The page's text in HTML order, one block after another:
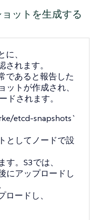
ットを生成する
、
れます。
であると報告した
トが作成され、
ドされます。
etcd-snapshots`
としてノードで設
。S3では、
にアップロードし
ードし、